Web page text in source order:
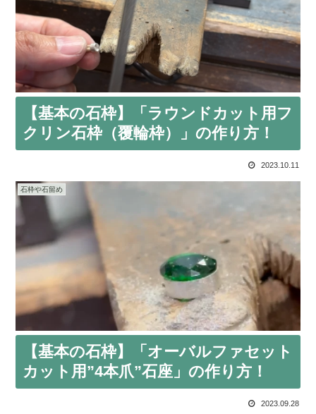
【基本の石枠】「ラウンドカット用フ
クリン石枠（覆輪枠）」の作り方！
2023.10.11
石枠や石留め
【基本の石枠】「オーバルファセット
カット用”4本爪”石座」の作り方！
2023.09.28